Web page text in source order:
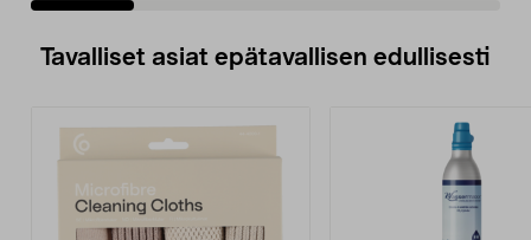
Tavalliset asiat epätavallisen edullisesti